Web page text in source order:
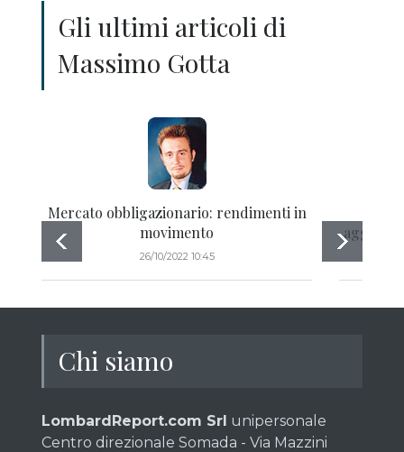
Gli ultimi articoli di
Massimo Gotta
Mercato obbligazionario: rendimenti in
movimento
26/10/2022 10:45
Chi siamo
LombardReport.com Srl unipersonale
Centro direzionale Somada - Via Mazzini